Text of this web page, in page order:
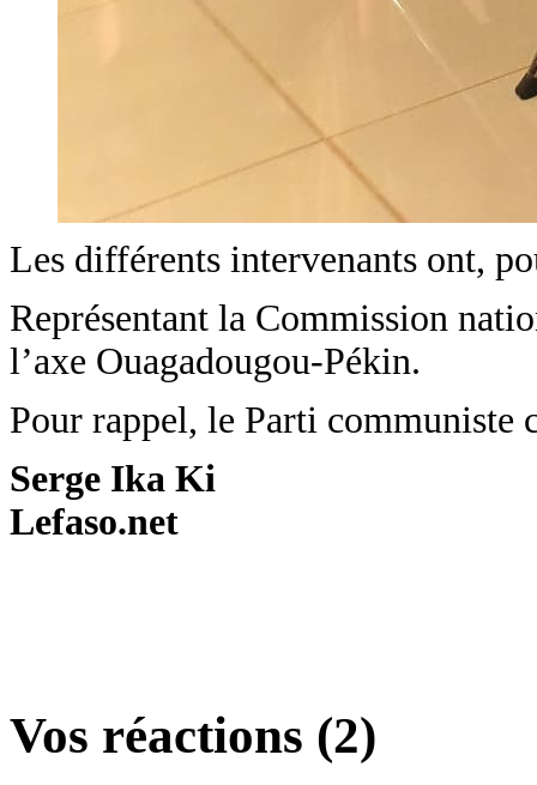
Les différents intervenants ont,
Représentant la Commission
l’axe Ouagadougou-Pékin.
Pour rappel, le Parti communiste
Serge Ika Ki
Lefaso.net
Vos réactions (2)